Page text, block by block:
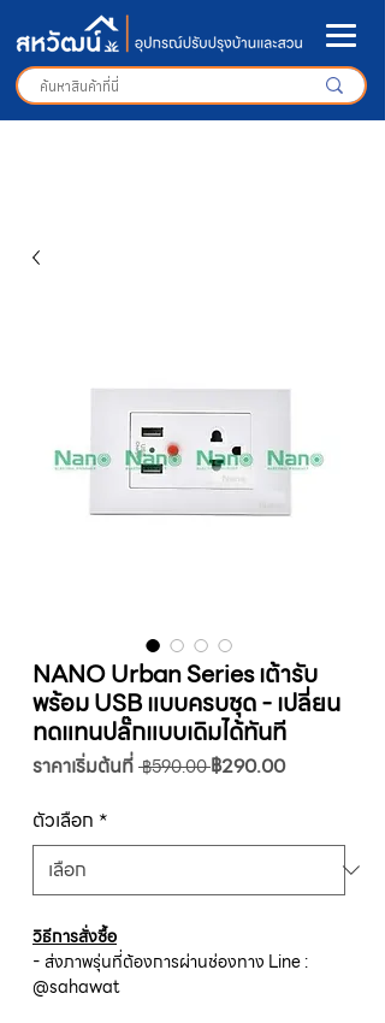
NANO Urban Series เต้ารับ
พร้อม USB แบบครบชุด - เปลี่ยน
ทดแทนปลั๊กแบบเดิมได้ทันที
ราคาเริ่มต้นที่ ฿590.00 ราคา
฿290.00ราคา
ตัวเลือก *
วิธีการสั่งซื้อ
- ส่งภาพรุ่นที่ต้องการผ่านช่องทาง Line :
@sahawat